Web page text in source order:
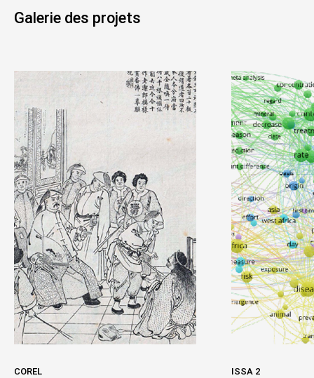
Galerie des projets
COREL ISSA 2